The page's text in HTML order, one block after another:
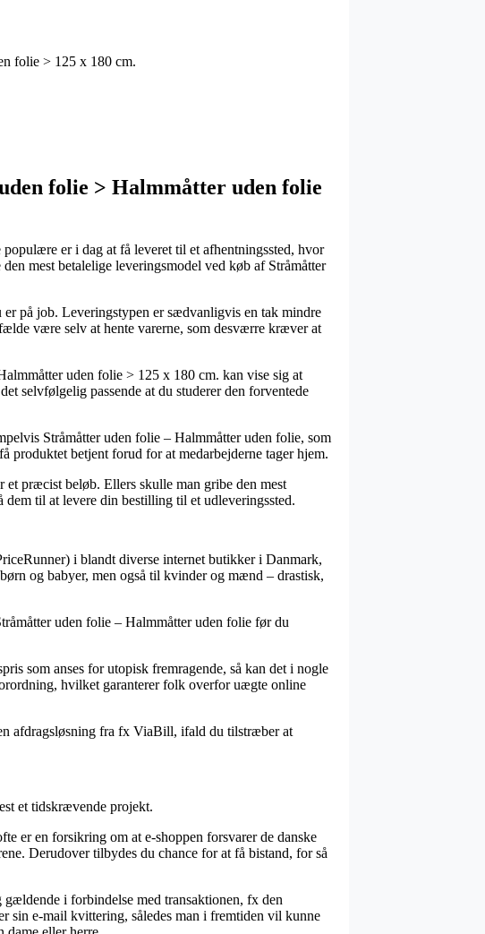
folie > 125 x 180 cm.
folie > Halmmåtter uden folie
er i dag at få leveret til et afhentningssted, hvor
mest betalelige leveringsmodel ved køb af Stråmåtter
på job. Leveringstypen er sædvanligvis en tak mindre
være selv at hente varerne, som desværre kræver at
uden folie > 125 x 180 cm. kan vise sig at
selvfølgelig passende at du studerer den forventede
Stråmåtter uden folie – Halmmåtter uden folie, som
produktet betjent forud for at medarbejderne tager hjem.
præcist beløb. Ellers skulle man gribe den mest
til at levere din bestilling til et udleveringssted.
i blandt diverse internet butikker i Danmark,
og babyer, men også til kvinder og mænd – drastisk,
uden folie – Halmmåtter uden folie før du
som anses for utopisk fremragende, så kan det i nogle
hvilket garanterer folk overfor uægte online
afdragsløsning fra fx ViaBill, ifald du tilstræber at
et tidskrævende projekt.
er en forsikring om at e-shoppen forsvarer de danske
Derudover tilbydes du chance for at få bistand, for så
i forbindelse med transaktionen, fx den
sin e-mail kvittering, således man i fremtiden vil kunne